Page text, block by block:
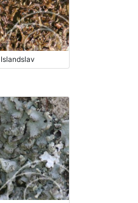
Islandslav